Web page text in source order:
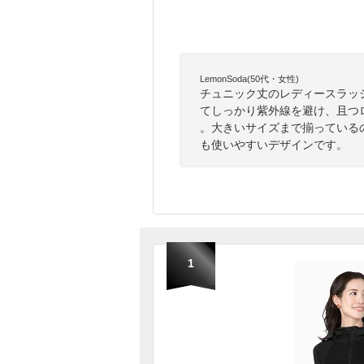
LemonSoda(50代・女性)
チュニック丈のレディースラ
てしっかり紫外線を避け、且
。大きいサイズまで揃ってい
も使いやすいデザインです。
1